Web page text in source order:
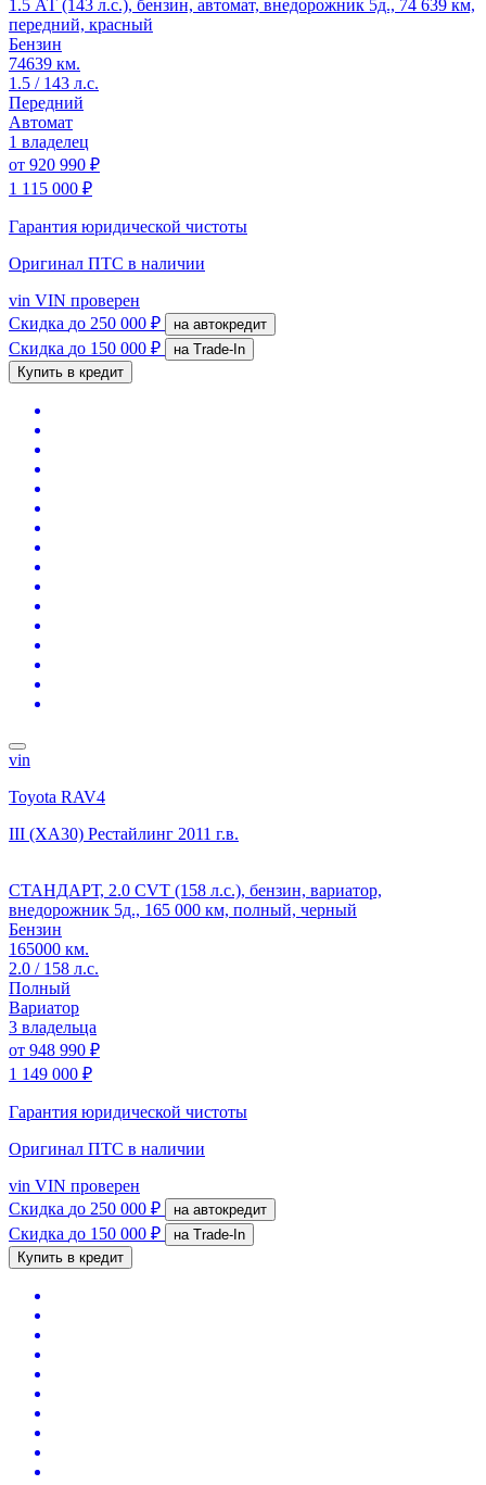
1.5 АТ (143 л.с.), бензин, автомат, внедорожник 5д., 74 639 км,
передний, красный
Бензин
74639 км.
1.5 / 143 л.с.
Передний
Автомат
1 владелец
от 920 990 ₽
1 115 000 ₽
Гарантия юридической чистоты
Оригинал ПТС в наличии
vin VIN проверен
Скидка до 250 000 ₽ на автокредит
Скидка до 150 000 ₽
на Trade-In
Купить в кредит
vin
Toyota RAV4
III (XA30) Рестайлинг 2011 г.в.
СТАНДАРТ, 2.0 CVT (158 л.с.), бензин, вариатор,
внедорожник 5д., 165 000 км, полный, черный
Бензин
165000 км.
2.0 / 158 л.с.
Полный
Вариатор
3 владельца
от 948 990 ₽
1 149 000 ₽
Гарантия юридической чистоты
Оригинал ПТС в наличии
vin VIN проверен
Скидка до 250 000 ₽ на автокредит
Скидка до 150 000 ₽
на Trade-In
Купить в кредит